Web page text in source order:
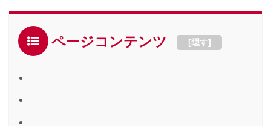
ページコンテンツ [隠す]